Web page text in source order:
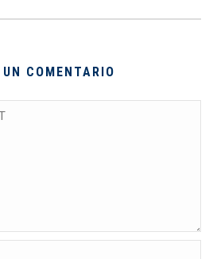
COMENTARIO